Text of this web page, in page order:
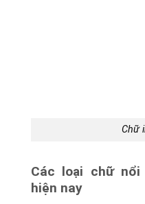
Chữ
Các loại chữ
hiện nay